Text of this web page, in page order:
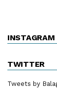
INSTAGRAM
TWITTER
Tweets by